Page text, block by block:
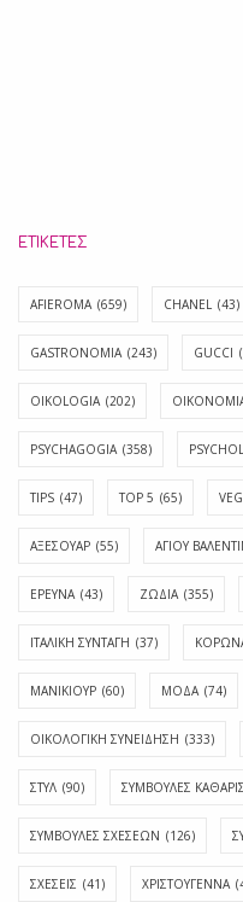
ΕΤΙΚΈΤΕΣ
AFIEROMA (659) CHANEL (43)
GASTRONOMIA (243) GUCCI
OIKOLOGIA (202)
PSYCHAGOGIA (358)
TIPS (47) TOP 5 (65)
ΑΞΕΣΟΥΑΡ (55) ΑΓΊΟΥ
ΕΡΕΥΝΑ (43) ΖΩΔΙΑ (355)
ΙΤΑΛΙΚΗ ΣΥΝΤΑΓΗ (37)
ΜΑΝΙΚΙΟΥΡ (60) ΜΟΔΑ (74)
ΟΙΚΟΛΟΓΙΚΗ ΣΥΝΕΙΔΗΣΗ (333)
ΣΤΥΛ (90) ΣΥΜΒΟΥΛΕΣ
ΣΥΜΒΟΥΛΕΣ ΣΧΕΣΕΩΝ (126)
ΣΧΕΣΕΙΣ (41) ΧΡΙΣΤΟΥΓΕΝΝΑ